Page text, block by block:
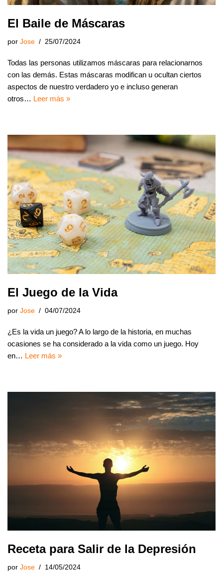
El Baile de Máscaras
por Jose 25/07/2024
Todas las personas utilizamos máscaras para relacionarnos
con las demás. Estas máscaras modifican u ocultan ciertos
aspectos de nuestro verdadero yo e incluso generan
otros… Leer más »
El Juego de la Vida
por Jose 04/07/2024
¿Es la vida un juego? A lo largo de la historia, en muchas
ocasiones se ha considerado a la vida como un juego. Hoy
en… Leer más »
Receta para Salir de la Depresión
por Jose 14/05/2024